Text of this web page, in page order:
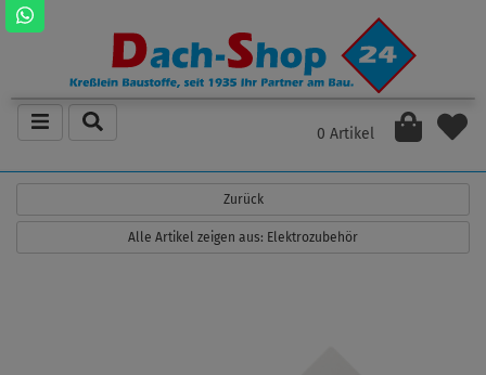
0 Artikel
Zurück
Alle Artikel zeigen aus: Elektrozubehör